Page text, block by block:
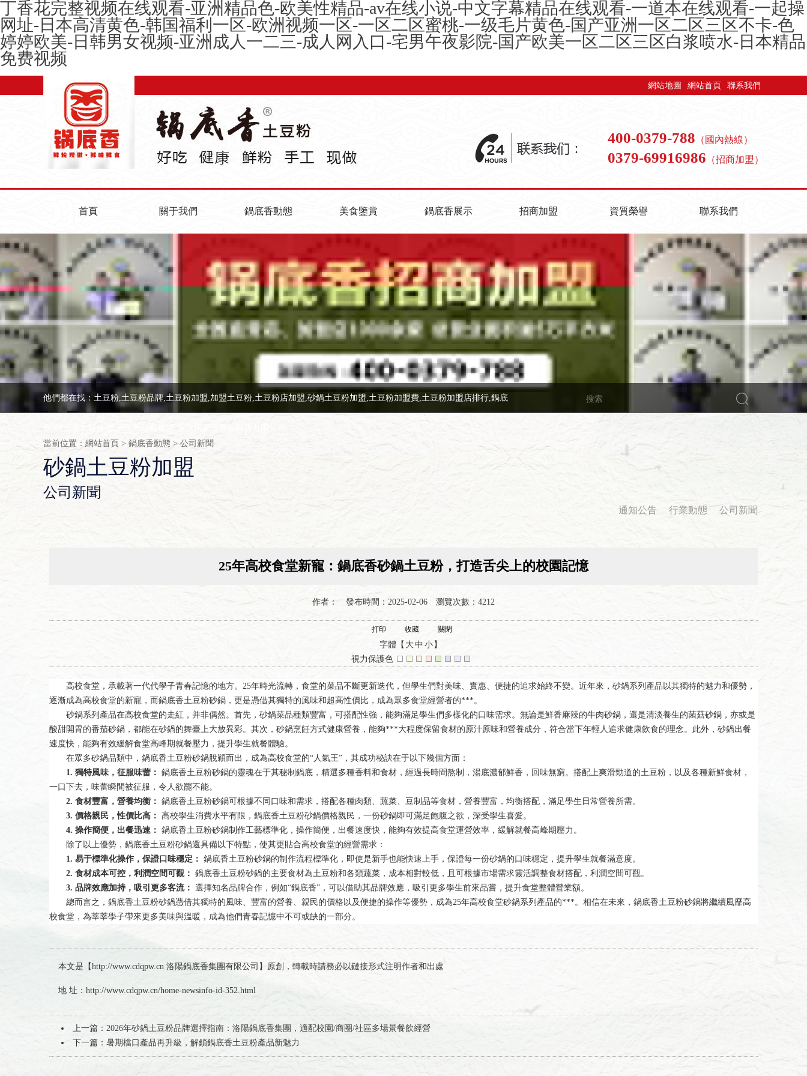
丁香花完整视频在线观看-亚洲精品色-欧美性精品-av在线小说-中文字幕精品在线观看-一道本在线观看-一起操
网址-日本高清黄色-韩国福利一区-欧洲视频一区-一区二区蜜桃-一级毛片黄色-国产亚洲一区二区三区不卡-色
婷婷欧美-日韩男女视频-亚洲成人一二三-成人网入口-宅男午夜影院-国产欧美一区二区三区白浆喷水-日本精品
免费视频
網站地圖 網站首頁 聯系我們
400-0379-788 （國內熱線）
0379-69916986 （招商加盟）
首頁 關于我們 鍋底香動態 美食鑒賞 鍋底香展示 招商加盟 資質榮譽 聯系我們
他們都在找：土豆粉,土豆粉品牌,土豆粉加盟,加盟土豆粉,土豆粉店加盟,砂鍋土豆粉加盟,土豆粉加盟費,土豆粉加盟店排行,鍋底
香,鍋底香土豆粉,鍋底香土豆粉加盟,洛陽鍋底香餐飲服務有限公司
當前位置： 網站首頁 > 鍋底香動態 >公司新聞
砂鍋土豆粉加盟
公司新聞
通知公告 行業動態 公司新聞
25年高校食堂新寵：鍋底香砂鍋土豆粉，打造舌尖上的校園記憶
作者： 發布時間：2025-02-06 瀏覽次數：4212
打印 收藏 關閉
字體【 大中 小 】
視力保護色
高校食堂，承載著一代代學子青春記憶的地方。25年時光流轉，食堂的菜品不斷更新迭代，但學生們對美味、實惠、便捷的追求始終不變。近年來， 砂鍋系列產品 以其獨特的魅力和優勢，
逐漸成為高校食堂的新寵，而鍋底香土豆粉砂鍋，更是憑借其獨特的風味和超高性價比，成為眾多食堂經營者的***。
砂鍋系列產品在高校食堂的走紅，并非偶然。首先，砂鍋菜品種類豐富，可搭配性強，能夠滿足學生們多樣化的口味需求。無論是鮮香麻辣的牛肉砂鍋，還是清淡養生的菌菇砂鍋，亦或是
酸甜開胃的番茄砂鍋，都能在砂鍋的舞臺上大放異彩。其次，砂鍋烹飪方式健康營養，能夠***大程度保留食材的原汁原味和營養成分，符合當下年輕人追求健康飲食的理念。此外，砂鍋出餐
速度快，能夠有效緩解食堂高峰期就餐壓力，提升學生就餐體驗。
在眾多砂鍋品類中，鍋底香土豆粉砂鍋脫穎而出，成為高校食堂的“人氣王”，其成功秘訣在于以下幾個方面：
1. 獨特風味，征服味蕾： 鍋底香土豆粉砂鍋的靈魂在于其秘制鍋底，精選多種香料和食材，經過長時間熬制，湯底濃郁鮮香，回味無窮。搭配上爽滑勁道的土豆粉，以及各種新鮮食材，
一口下去，味蕾瞬間被征服，令人欲罷不能。
2. 食材豐富，營養均衡： 鍋底香土豆粉砂鍋可根據不同口味和需求，搭配各種肉類、蔬菜、豆制品等食材，營養豐富，均衡搭配，滿足學生日常營養所需。
3. 價格親民，性價比高： 高校學生消費水平有限，鍋底香土豆粉砂鍋價格親民，一份砂鍋即可滿足飽腹之欲，深受學生喜愛。
4. 操作簡便，出餐迅速： 鍋底香土豆粉砂鍋制作工藝標準化，操作簡便，出餐速度快，能夠有效提高食堂運營效率，緩解就餐高峰期壓力。
除了以上優勢，鍋底香土豆粉砂鍋還具備以下特點，使其更貼合高校食堂的經營需求：
1. 易于標準化操作，保證口味穩定： 鍋底香土豆粉砂鍋的制作流程標準化，即使是新手也能快速上手，保證每一份砂鍋的口味穩定，提升學生就餐滿意度。
2. 食材成本可控，利潤空間可觀： 鍋底香土豆粉砂鍋的主要食材為土豆粉和各類蔬菜，成本相對較低，且可根據市場需求靈活調整食材搭配，利潤空間可觀。
3. 品牌效應加持，吸引更多客流： 選擇知名品牌合作，例如“鍋底香”，可以借助其品牌效應，吸引更多學生前來品嘗，提升食堂整體營業額。
總而言之，鍋底香土豆粉砂鍋憑借其獨特的風味、豐富的營養、親民的價格以及便捷的操作等優勢，成為25年高校食堂砂鍋系列產品的***。相信在未來，鍋底香土豆粉砂鍋將繼續風靡高
校食堂，為莘莘學子帶來更多美味與溫暖，成為他們青春記憶中不可或缺的一部分。
本文是【http://www.cdqpw.cn 洛陽鍋底香集團有限公司】原創，轉載時請務必以鏈接形式注明作者和出處
地 址：http://www.cdqpw.cn/home-newsinfo-id-352.html
上一篇： 2026年砂鍋土豆粉品牌選擇指南：洛陽鍋底香集團，適配校園/商圈/社區多場景餐飲經營
下一篇： 暑期檔口產品再升級，解鎖鍋底香土豆粉產品新魅力